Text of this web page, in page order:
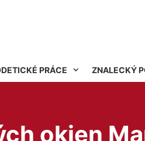
PRÁCE ZNALECKÝ
okien